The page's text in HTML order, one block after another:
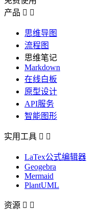
产品  
思维导图
流程图
思维笔记
Markdown
在线白板
原型设计
API服务
智能图形
实用工具  
LaTex公式编辑器
Geogebra
Mermaid
PlantUML
资源  